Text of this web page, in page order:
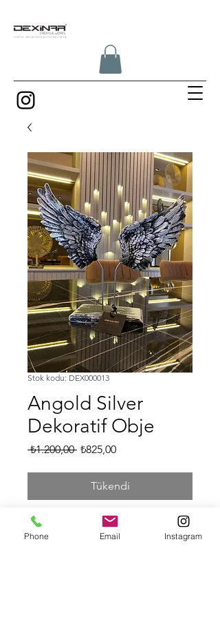
Stok kodu: DEX000013
Angold Silver
Dekoratif Obje
₺1.200,00 Normal
₺825,00İndirimli
Tükendi
Angold Gümüş Dekoratif
Obje
Phone Email Instagram